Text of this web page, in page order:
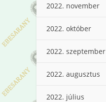
2022. november
2022. október
2022. szeptember
2022. augusztus
2022. július